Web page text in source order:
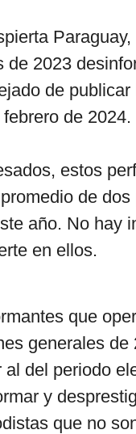
de 2023
de
de 2024.
estos
de
año. No hay
en ellos.
que
generales
del periodo
y
que no